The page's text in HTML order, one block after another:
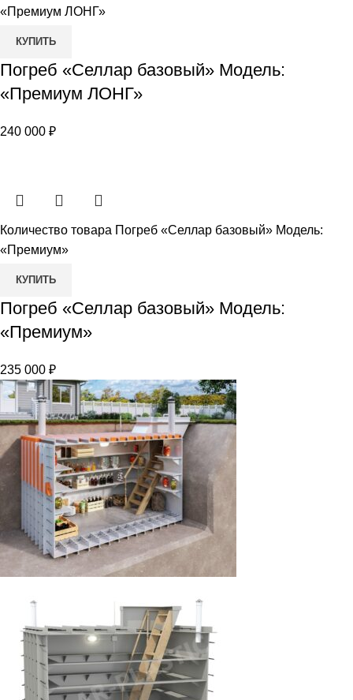
«Премиум ЛОНГ»
КУПИТЬ
Погреб «Селлар базовый» Модель:
«Премиум ЛОНГ»
240 000 ₽
Количество товара Погреб «Селлар базовый» Модель:
«Премиум»
КУПИТЬ
Погреб «Селлар базовый» Модель:
«Премиум»
235 000 ₽